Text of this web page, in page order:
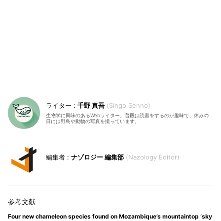
千野 真吾 Singo Senno
生物学に興味のあるWebライター。普段は読書をするのが趣味で、休みの
日には野鳥や動物の写真を撮っています。
ナゾロジー 編集部 Nazology Editor
Four new chameleon species found on Mozambique’s mountaintop ‘sky